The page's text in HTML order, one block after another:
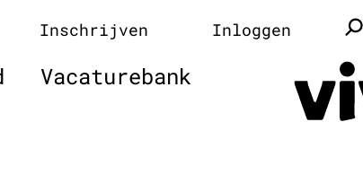
Inschrijven Inloggen
Vacaturebank